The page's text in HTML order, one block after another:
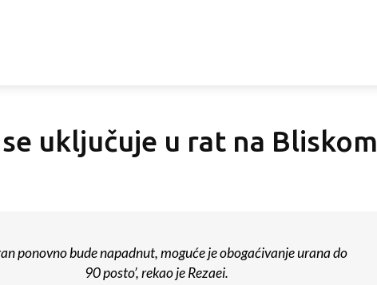
uključuje u rat na Bliskom
ponovno bude napadnut, moguće je obogaćivanje urana do
90 posto’, rekao je Rezaei.